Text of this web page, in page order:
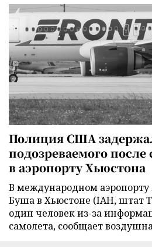
Полиция США
подозреваемого после
в аэропорту Хьюстона
В международном
Буша в Хьюстоне (IAH, штат
один человек из-за
самолета, сообщает